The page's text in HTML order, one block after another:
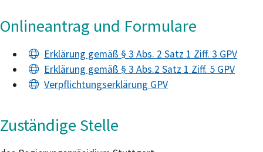
Onlineantrag und Formulare
Erklärung gemäß § 3 Abs. 2 Satz 1 Ziff. 3 GPV
Erklärung gemäß § 3 Abs.2 Satz 1 Ziff. 5 GPV
Verpflichtungserklärung GPV
Zuständige Stelle